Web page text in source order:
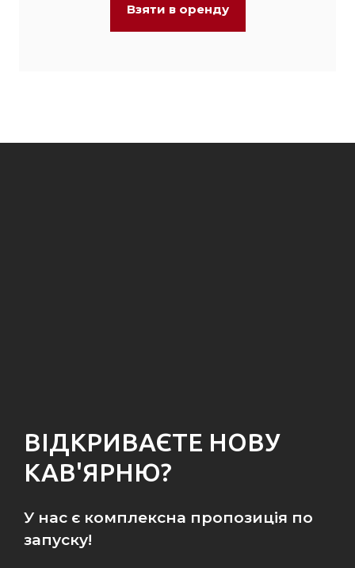
Взяти в оренду
ВІДКРИВАЄТЕ НОВУ
КАВ'ЯРНЮ?
У нас є комплексна пропозиція по
запуску!